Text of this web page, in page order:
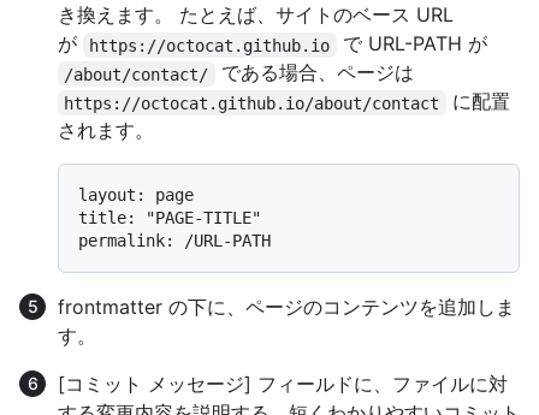
き換えます。 たとえば、サイトのベース URL
が
https://octocat.github.io で URL-PATH が
/about/contact/ である場合、ページは
https://octocat.github.io/about/contact
に配置
されます。
layout: page
title: "PAGE-TITLE"
frontmatter の下に、ページのコンテンツを追加しま
す。
[コミット メッセージ] フィールドに、ファイルに対